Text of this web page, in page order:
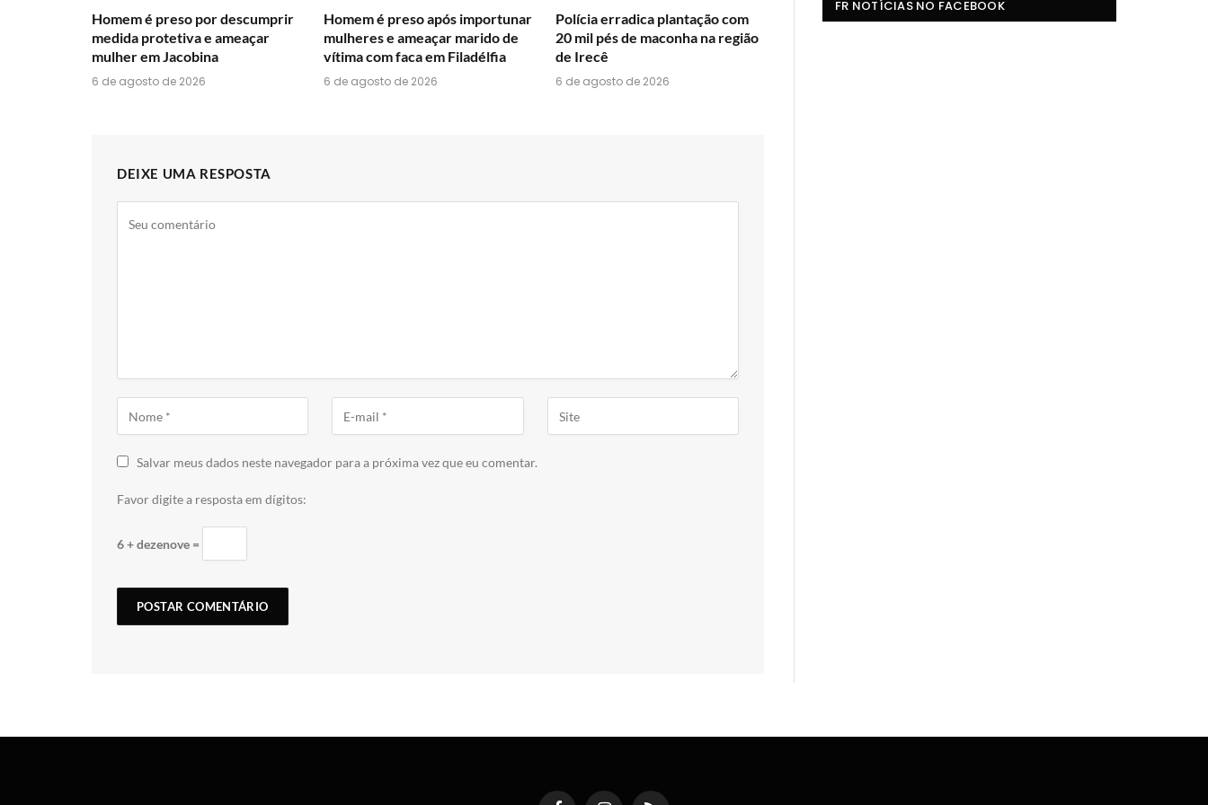
Homem é preso por descumprir
medida protetiva e ameaçar
mulher em Jacobina
6 de agosto de 2026
Homem é preso após importunar
mulheres e ameaçar marido de
vítima com faca em Filadélfia
6 de agosto de 2026
Polícia erradica plantação com
20 mil pés de maconha na região
de Irecê
6 de agosto de 2026
DEIXE UMA RESPOSTA
Salvar meus dados neste navegador para a próxima vez que eu comentar.
Favor digite a resposta em dígitos:
6 + dezenove =
FR NOTÍCIAS NO FACEBOOK